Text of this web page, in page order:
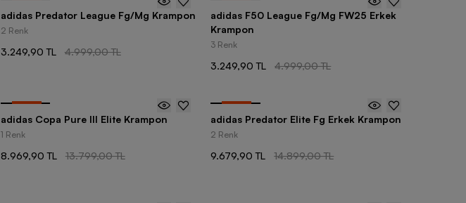
adidas Predator League Fg/Mg Krampon
2 Renk
3.249,90 TL 4.999,00 TL
adidas F50 League Fg/Mg FW25 Erkek
Krampon
3 Renk
3.249,90 TL 4.999,00 TL
adidas Copa Pure III Elite Krampon
1 Renk
8.969,90 TL 13.799,00 TL
adidas Predator Elite Fg Erkek Krampon
2 Renk
9.679,90 TL 14.899,00 TL